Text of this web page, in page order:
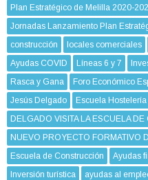
Plan Estratégico de Melilla 2020-
Jornadas Lanzamiento Plan
construcción
locales comerciales
Ayudas COVID
Líneas 6 y 7
Rasca y Gana
Foro Económico
Jesús Delgado
Escuela Hostelería
DELGADO VISITA LA ESCUELA
NUEVO PROYECTO FORMATIVO
Escuela de Construcción
Ayudas
Inversión turística
ayudas al